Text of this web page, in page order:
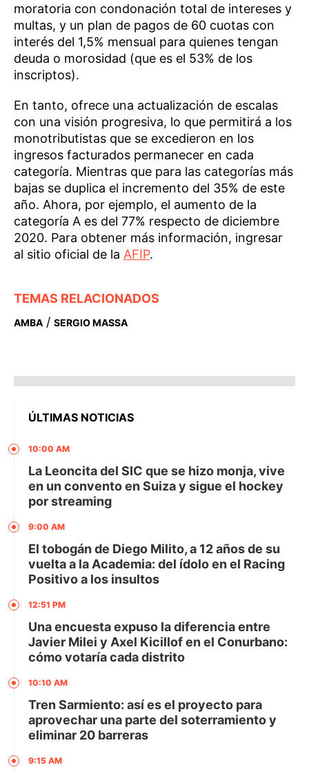
moratoria con condonación total de intereses y
multas, y un plan de pagos de 60 cuotas con
interés del 1,5% mensual para quienes tengan
deuda o morosidad (que es el 53% de los
inscriptos).
En tanto, ofrece una actualización de escalas
con una visión progresiva, lo que permitirá a los
monotributistas que se excedieron en los
ingresos facturados permanecer en cada
categoría. Mientras que para las categorías más
bajas se duplica el incremento del 35% de este
año. Ahora, por ejemplo, el aumento de la
categoría A es del 77% respecto de diciembre
2020. Para obtener más información, ingresar
al sitio oficial de la AFIP.
TEMAS RELACIONADOS
AMBA / SERGIO MASSA
ÚLTIMAS NOTICIAS
10:00 AM
La Leoncita del SIC que se hizo monja, vive
en un convento en Suiza y sigue el hockey
por streaming
9:00 AM
El tobogán de Diego Milito, a 12 años de su
vuelta a la Academia: del ídolo en el Racing
Positivo a los insultos
12:51 PM
Una encuesta expuso la diferencia entre
Javier Milei y Axel Kicillof en el Conurbano:
cómo votaría cada distrito
10:10 AM
Tren Sarmiento: así es el proyecto para
aprovechar una parte del soterramiento y
eliminar 20 barreras
9:15 AM